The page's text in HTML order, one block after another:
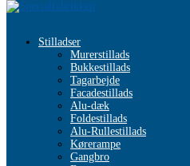
Manualer
Job
Firmaprofil
Kontakt os
Stilladser
Murerstillads
Bukkestillads
Tagarbejde
Facadestillads
Alu-dæk
Foldestillads
Alu-Rullestillads
Kørerampe
Gangbro
Murerstillads /Inddækning